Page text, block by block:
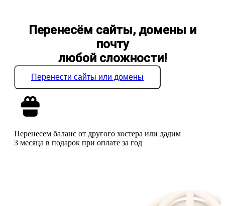
Перенесём сайты, домены и
почту
любой сложности!
Перенести сайты или домены
Перенесем баланс от другого хостера или дадим
3 месяца в подарок при оплате за год